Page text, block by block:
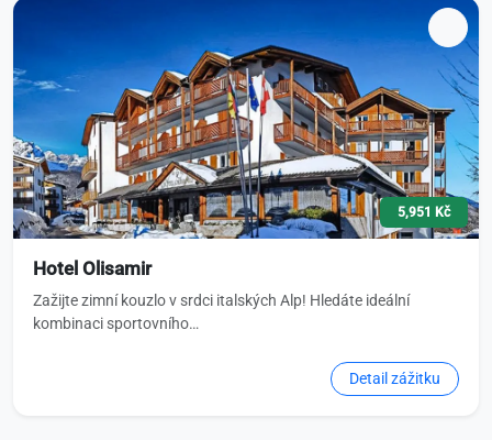
5,951 Kč
Hotel Olisamir
Zažijte zimní kouzlo v srdci italských Alp! Hledáte ideální
kombinaci sportovního…
Detail zážitku